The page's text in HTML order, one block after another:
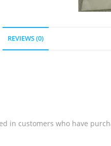
REVIEWS (0)
in customers who have